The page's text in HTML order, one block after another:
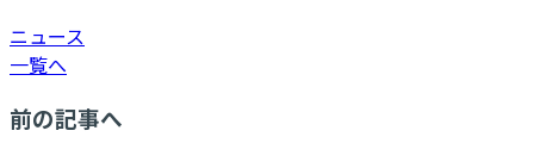
ニュース
一覧へ
前の記事へ